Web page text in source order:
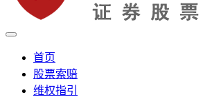
股盾网
证券股票维权网
首页
股票索赔
维权指引